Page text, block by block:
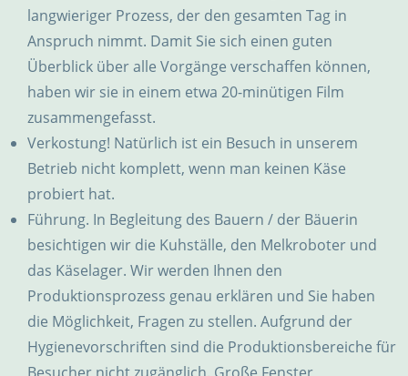
langwieriger Prozess, der den gesamten Tag in
Anspruch nimmt. Damit Sie sich einen guten
Überblick über alle Vorgänge verschaffen können,
haben wir sie in einem etwa 20-minütigen Film
zusammengefasst.
Verkostung! Natürlich ist ein Besuch in unserem
Betrieb nicht komplett, wenn man keinen Käse
probiert hat.
Führung. In Begleitung des Bauern / der Bäuerin
besichtigen wir die Kuhställe, den Melkroboter und
das Käselager. Wir werden Ihnen den
Produktionsprozess genau erklären und Sie haben
die Möglichkeit, Fragen zu stellen. Aufgrund der
Hygienevorschriften sind die Produktionsbereiche für
Besucher nicht zugänglich. Große Fenster